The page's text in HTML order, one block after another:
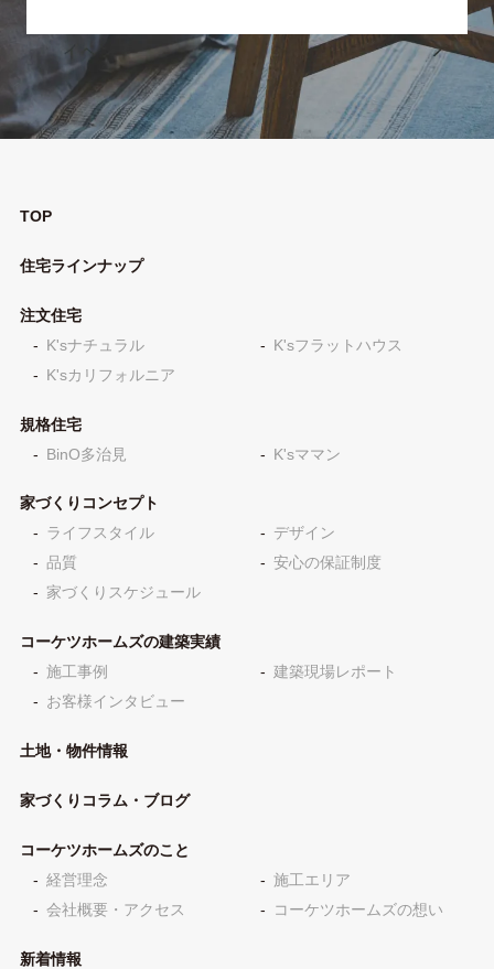
TOP
住宅ラインナップ
注文住宅
K'sナチュラル
K'sフラットハウス
K'sカリフォルニア
規格住宅
BinO多治見
K'sママン
家づくりコンセプト
ライフスタイル
デザイン
品質
安心の保証制度
家づくりスケジュール
コーケツホームズの建築実績
施工事例
建築現場レポート
お客様インタビュー
土地・物件情報
家づくりコラム・ブログ
コーケツホームズのこと
経営理念
施工エリア
会社概要・アクセス
コーケツホームズの想い
新着情報